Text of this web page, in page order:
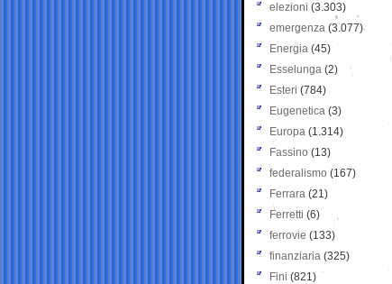
elezioni (3.303)
emergenza (3.077)
Energia (45)
Esselunga (2)
Esteri (784)
Eugenetica (3)
Europa (1.314)
Fassino (13)
federalismo (167)
Ferrara (21)
Ferretti (6)
ferrovie (133)
finanziaria (325)
Fini (821)